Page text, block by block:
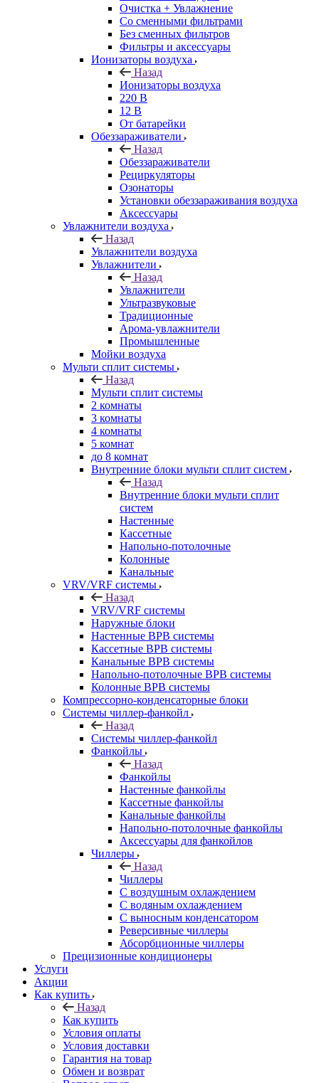
Очистка + Увлажнение
Cо сменными фильтрами
Без сменных фильтров
Фильтры и аксессуары
Ионизаторы воздуха
Назад
Ионизаторы воздуха
220 В
12 В
От батарейки
Обеззараживатели
Назад
Обеззараживатели
Рециркуляторы
Озонаторы
Установки обеззараживания воздуха
Аксессуары
Увлажнители воздуха
Назад
Увлажнители воздуха
Увлажнители
Назад
Увлажнители
Ультразвуковые
Традиционные
Арома-увлажнители
Промышленные
Мойки воздуха
Мульти сплит системы
Назад
Мульти сплит системы
2 комнаты
3 комнаты
4 комнаты
5 комнат
до 8 комнат
Внутренние блоки мульти сплит систем
Назад
Внутренние блоки мульти сплит
систем
Настенные
Кассетные
Напольно-потолочные
Колонные
Канальные
VRV/VRF системы
Назад
VRV/VRF системы
Наружные блоки
Настенные ВРВ системы
Кассетные ВРВ системы
Канальные ВРВ системы
Напольно-потолочные ВРВ системы
Колонные ВРВ системы
Компрессорно-конденсаторные блоки
Системы чиллер-фанкойл
Назад
Системы чиллер-фанкойл
Фанкойлы
Назад
Фанкойлы
Настенные фанкойлы
Кассетные фанкойлы
Канальные фанкойлы
Напольно-потолочные фанкойлы
Аксессуары для фанкойлов
Чиллеры
Назад
Чиллеры
С воздушным охлаждением
С водяным охлаждением
С выносным конденсатором
Реверсивные чиллеры
Абсорбционные чиллеры
Прецизионные кондиционеры
Услуги
Акции
Как купить
Назад
Как купить
Условия оплаты
Условия доставки
Гарантия на товар
Обмен и возврат